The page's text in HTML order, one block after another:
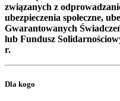
związanych z
ubezpieczenia społeczne,
Gwarantowanych
lub Fundusz
r.
Dla kogo